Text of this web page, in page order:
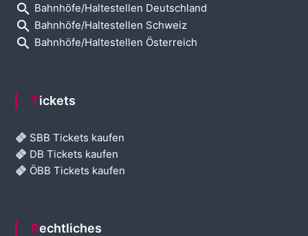
search Bahnhöfe/Haltestellen Deutschland
search Bahnhöfe/Haltestellen Schweiz
search Bahnhöfe/Haltestellen Österreich
Tickets
SBB Tickets kaufen
DB Tickets kaufen
ÖBB Tickets kaufen
Rechtliches